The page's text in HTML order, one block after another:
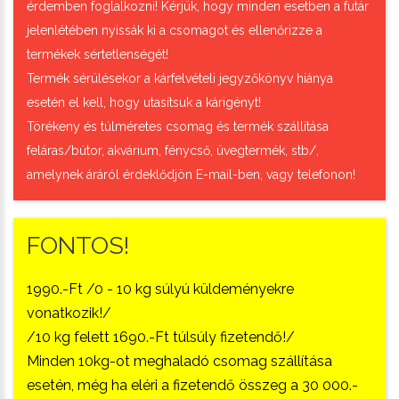
érdemben foglalkozni! Kérjük, hogy minden esetben a futár
jelenlétében nyissák ki a csomagot és ellenőrizze a
termékek sértetlenségét!
Termék sérülésekor a kárfelvételi jegyzőkönyv hiánya
esetén el kell, hogy utasítsuk a kárigényt!
Törékeny és túlméretes csomag és termék szállítása
feláras/bútor, akvárium, fénycső, üvegtermék, stb/,
amelynek áráról érdeklődjön E-mail-ben, vagy telefonon!
FONTOS!
1990.-Ft /0 - 10 kg súlyú küldeményekre
vonatkozik!/
/10 kg felett 1690.-Ft túlsúly fizetendő!/
Minden 10kg-ot meghaladó csomag szállítása
esetén, még ha eléri a fizetendő összeg a 30 000.-